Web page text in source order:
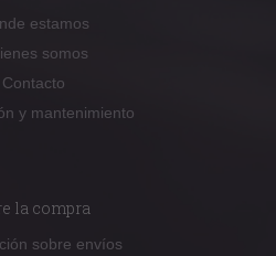
estamos
somos
Contacto
y mantenimiento
la compra
sobre envíos